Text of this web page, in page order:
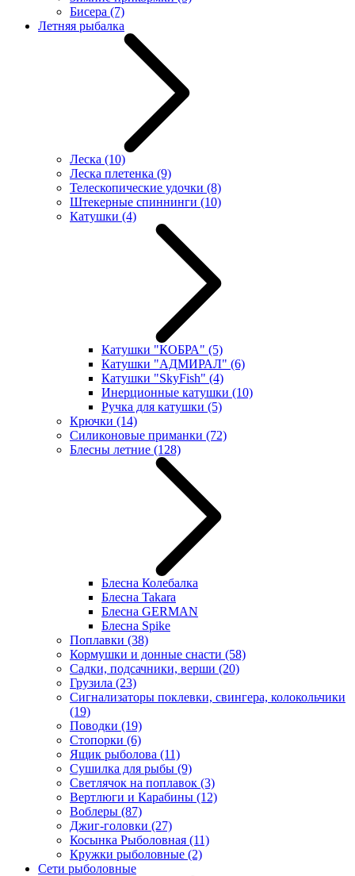
Бисера (7)
Летняя рыбалка
Леска (10)
Леска плетенка (9)
Телескопические удочки (8)
Штекерные спиннинги (10)
Катушки (4)
Катушки "КОБРА" (5)
Катушки "АДМИРАЛ" (6)
Катушки "SkyFish" (4)
Инерционные катушки (10)
Ручка для катушки (5)
Крючки (14)
Силиконовые приманки (72)
Блесны летние (128)
Блесна Колебалка
Блесна Takara
Блесна GERMAN
Блесна Spike
Поплавки (38)
Кормушки и донные снасти (58)
Садки, подсачники, верши (20)
Грузила (23)
Сигнализаторы поклевки, свингера, колокольчики
(19)
Поводки (19)
Стопорки (6)
Ящик рыболова (11)
Сушилка для рыбы (9)
Светлячок на поплавок (3)
Вертлюги и Карабины (12)
Воблеры (87)
Джиг-головки (27)
Косынка Рыболовная (11)
Кружки рыболовные (2)
Сети рыболовные